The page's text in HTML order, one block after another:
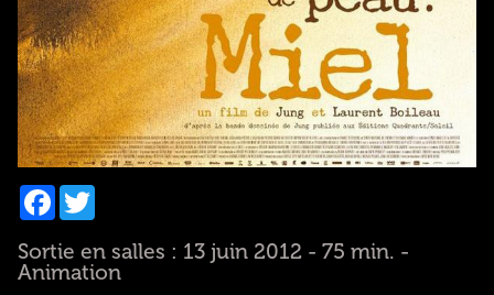
Facebook
Twitter
Sortie en salles : 13 juin 2012 - 75 min. -
Animation